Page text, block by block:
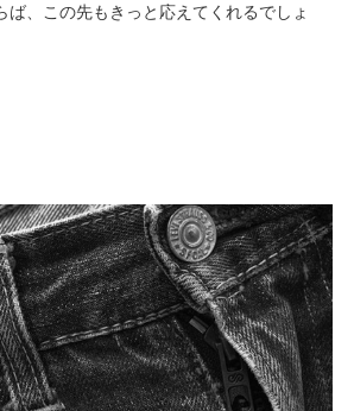
ば、この先もきっと応えてくれるでしょ